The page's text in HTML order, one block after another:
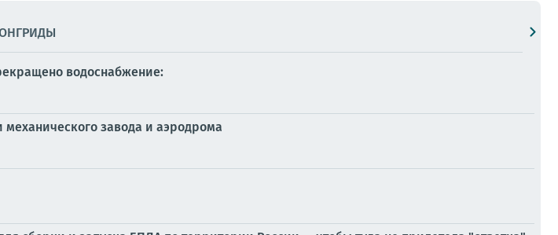
водоснабжение:
завода и аэродрома